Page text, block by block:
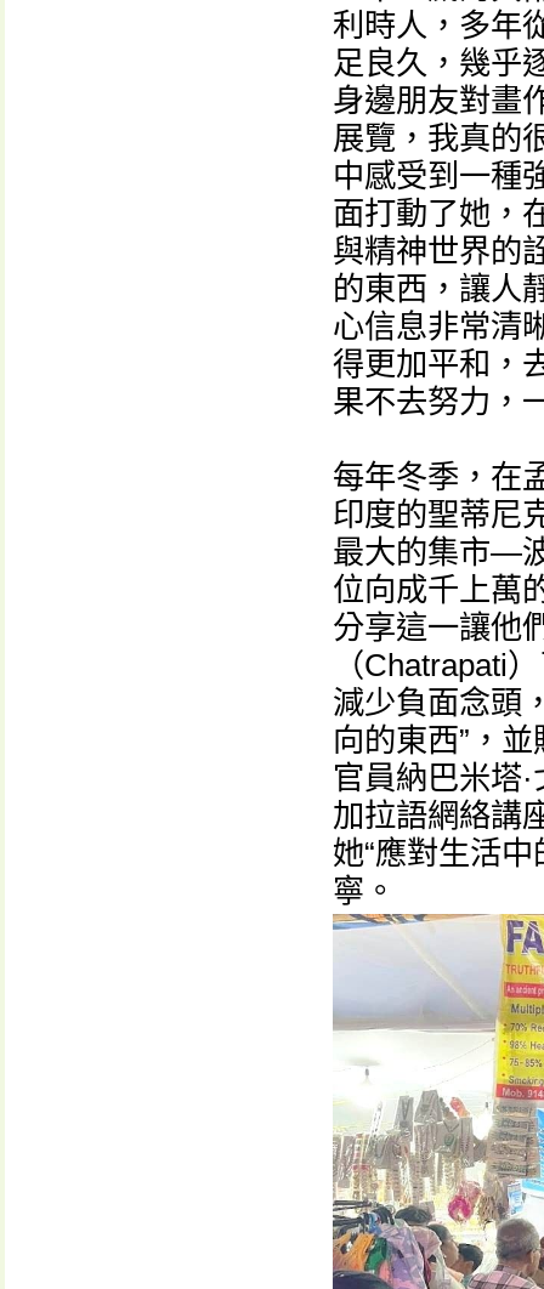
利時人，多年
足良久，幾乎
身邊朋友對畫
展覽，我真的
中感受到一種
面打動了她，
與精神世界的
的東西，讓人
心信息非常清
得更加平和，
果不去努力，
每年冬季，在
印度的聖蒂尼
最大的集市—
位向成千上萬
分享這一讓他
（Chatrapati
減少負面念頭
向的東西”，
官員納巴米塔
加拉語網絡講
她“應對生活
寧。